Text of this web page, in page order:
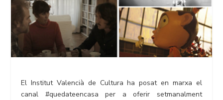
El Institut Valencià de Cultura ha posat en marxa el
canal #quedateencasa per a oferir setmanalment